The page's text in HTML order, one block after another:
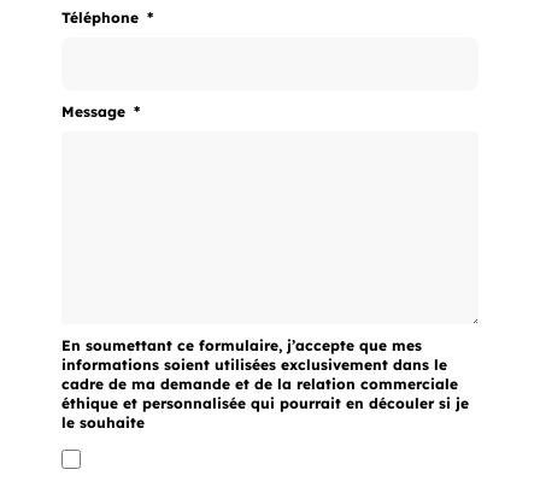
Téléphone
Message
En soumettant ce formulaire, j’accepte que mes
informations soient utilisées exclusivement dans le
cadre de ma demande et de la relation commerciale
éthique et personnalisée qui pourrait en découler si je
le souhaite